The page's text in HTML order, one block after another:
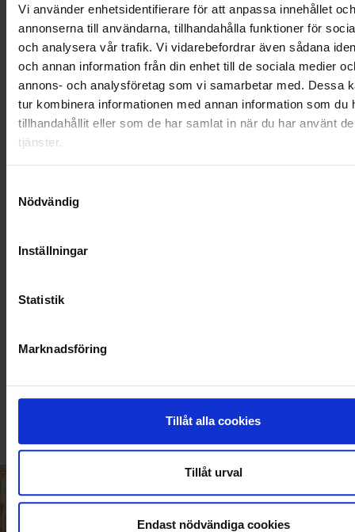
Vi använder enhetsidentifierare för att anpassa innehållet och
annonserna till användarna, tillhandahålla funktioner för
och analysera vår trafik. Vi vidarebefordrar även sådana
och annan information från din enhet till de sociala medier
annons- och analysföretag som vi samarbetar med. Dessa
tur kombinera informationen med annan information som du
tillhandahållit eller som de har samlat in när du har använt
tjänster.
Nödvändig
Inställningar
Statistik
Marknadsföring
Tillåt alla cookies
Tillåt urval
Endast nödvändiga cookies
SAMARBETEN
SOCIALT ANSVAR
VELLINGE
KUNDTJÄNST
info@ohlssons.se
HELT ENKELT HÅLLBART